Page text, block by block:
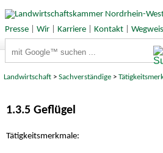
Presse| Wir| Karriere| Kontakt|
Landwirtschaft >Sachverständige >
1.3.5 Geflügel
Tätigkeitsmerkmale: